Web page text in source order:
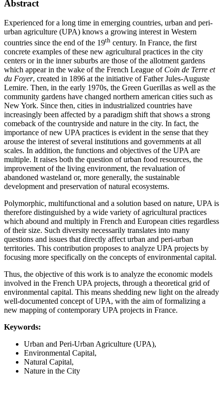
Abstract
Experienced for a long time in emerging countries, urban and peri-
urban agriculture (UPA) knows a growing interest in Western
countries since the end of the 19th century. In France, the first
concrete examples of these new agricultural practices in the city
centers or in the inner suburbs are those of the allotment gardens
which appear in the wake of the French League of Coin de Terre et
du Foyer, created in 1896 at the initiative of Father Jules-Auguste
Lemire. Then, in the early 1970s, the Green Guerillas as well as the
community gardens have changed northern american cities such as
New York. Since then, cities in industrialized countries have
increasingly been affected by a paradigm shift that shows a strong
comeback of the countryside and nature in the city. In fact, the
importance of new UPA practices is evident in the sense that they
arouse the interest of several institutions and governments at all
scales. In addition, the functions and objectives of the UPA are
multiple. It raises both the question of urban food resources, the
improvement of the living environment, the revaluation of
abandoned wasteland or, more generally, the sustainable
development and preservation of natural ecosystems.
Polymorphic, multifunctional and a solution based on nature, UPA is
therefore distinguished by a wide variety of agricultural practices
which abound and multiply in French and European cities regardless
of their size. Such diversity necessarily translates into many
questions and issues that directly affect urban and peri-urban
territories. This contribution proposes to analyze UPA projects by
focusing more specifically on the concepts of environmental capital.
Thus, the objective of this work is to analyze the economic models
involved in the French UPA projects, through a theoretical grid of
environmental capital. This means shedding new light on the already
well-documented concept of UPA, with the aim of formalizing a
new mapping of contemporary UPA projects in France.
Keywords:
Urban and Peri-Urban Agriculture (UPA),
Environmental Capital,
Natural Capital,
Nature in the City